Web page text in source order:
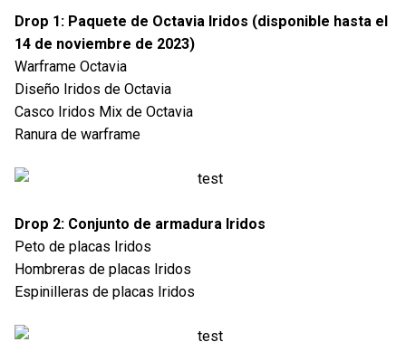
Drop 1: Paquete de Octavia Iridos (disponible hasta el
14 de noviembre de 2023)
Warframe Octavia
Diseño Iridos de Octavia
Casco Iridos Mix de Octavia
Ranura de warframe
Drop 2: Conjunto de armadura Iridos
Peto de placas Iridos
Hombreras de placas Iridos
Espinilleras de placas Iridos